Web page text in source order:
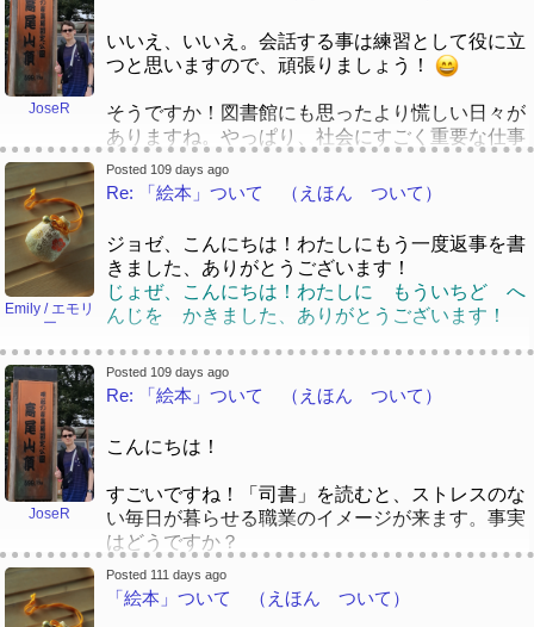
んを だいすきです。「ふへんのり」ですね～
それに、中野先生は日本の図書館で働くことがあ
りますか。「どうですか」と思います。
それに、なかのせんせいは にほんの としょか
んで はたらく ことが ありますか。「どうで
すか」とおもいます。
の若者達はスマホがある世界で育ってきているの
で、「パソコンのような物はもう要らない！」と
いう考えが流行っていると思います。[/quote]
けはパソコンの手伝うことがいりましたけど、最
近、「ティーンエージャー」も手伝うことがいり
ます。スマホは原因です！
じょせさん、そうですね。としょかんで、みらい
みらい ろうじん だけ は ぱそこんの てつ
だう ことが いりました けど、さいきん、
「てぃーんえーじゃー」も てつだう ことが
いります。すまほは げんいんです！
ジョセさん、仕事が好きですか。どうですか。🙂
じょせさん、しごとがすきですか。どうですか。
う いらない！」と いう かんがえ が はや
っている と おもいます。 だいがく を そ
コン を つかった こと が ない にゅうが
くせい が おおく なりましたね」と きょう
じゅ から ききました。 スマホ だけ で
いろいろ な こと が できる よう に な
りました から かもしれませんね。
いまも そうかもしれませんね。
わたしの こどもたちは のりものの 絵本（え
ほん）が 大好（だいす）きでした。
「とらっく とらっく とらっく」という本（ほ
ん）と 「しょうぼうじどうしゃ じぷた」とい
う本（ほん）です。
ボロボロに なって いますが、 今（いま）
も わたしの 本（ほん）だなに ありますよ。
JoseR
いいえ、いいえ。会話する事は練習として役に立
つと思いますので、頑張りましょう！
そうですか！図書館にも思ったより慌しい日々が
ありますね。やっぱり、社会にすごく重要な仕事
ですね。大学を通っていた時にしか図書館へ行き
ませんでしたので、確信を持って言えませんが、
ブラジルの図書館にもそんなような社会への仕事
があると思います。
「よぶこどり」の表紙はかわいい！日本語で書い
た本を読むのが難しいが、挑戦して、本を読んで
みる事は大事だと思います！
最近、僕は、染井為人の「正体」という本を読ん
でみました。結局、半年くらいかかっていて、よ
っと勉強したら、将来にもう一度挑戦して、読み
す！
平仮名：
いいえ、いいえ。かいわ する こと は れん
しゅう として やくにたつ と おもいます
Emily / エモリ
ー
Posted 109 days ago
Re: 「絵本」ついて （えほん ついて）
ジョゼ、こんにちは！わたしにもう一度返事を書
きました、ありがとうございます！
じょぜ、こんにちは！わたしに もういちど へ
んじを かきました、ありがとうございます！
あ、あなたの平仮名の方法が大好きです！ 😄
あ、あなたの ひらがなの ほうほうが だいす
きです！ 😄
図書館の仕事は静かなイメージがあるても、アメ
リカで公共図書館は忙しくて、時々ストレスで
す。最近図書館はもっともっと「social work」て
きをなりますね。メンタルヘルスを手伝ったり、
イミグレーションを手伝ったり、パソコンの方法
を手伝っています。
としょかん の しごとは しずかな いめー
JoseR
Posted 109 days ago
Re: 「絵本」ついて （えほん ついて）
こんにちは！
すごいですね！「司書」を読むと、ストレスのな
い毎日が暮らせる職業のイメージが来ます。事実
はどうですか？
実は、子供の頃、絵本を全然読みませんでした。
ブラジルに、「O pequeno príncipe」と言う絵本
Posted 111 days ago
「絵本」ついて （えほん ついて）